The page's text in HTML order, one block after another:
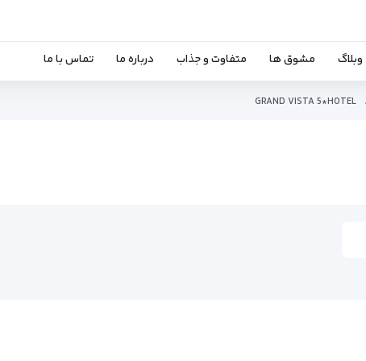
وبلاگ مشوق ها متفاوت و جذاب درباره ما تماس با ما
GRAND VISTA 5*HOTEL